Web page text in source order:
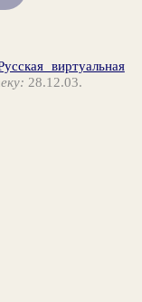
виртуальная
28.12.03.